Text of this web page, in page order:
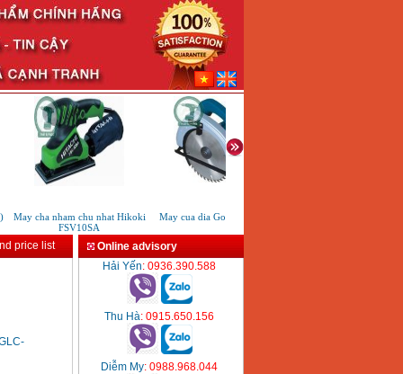
May cha nham chu nhat Hikoki
FSV10SA
May cua dia Gomes GB-880
price list
Online advisory
Hải Yến: 0936.390.588
Thu Hà: 0915.650.156
Diễm My: 0988.968.044